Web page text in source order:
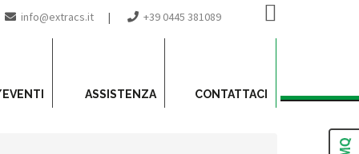
info@extracs.it | +39 0445 381089
ASSISTENZA CONTATTACI